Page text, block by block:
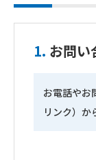
1. お問い
お電話やお
リンク）か